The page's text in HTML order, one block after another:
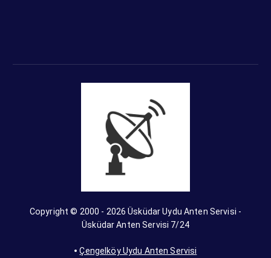
Copyright © 2000 - 2026 Üsküdar Uydu Anten Servisi -
Üsküdar Anten Servisi 7/24
Çengelköy Uydu Anten Servisi